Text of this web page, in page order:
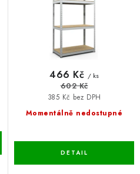
Často kladené dotazy
Ochrana osobních údajú
Moje objednávka
Momentálně nedostupné
385 Kč bez DPH
466 Kč / ks
602 Kč